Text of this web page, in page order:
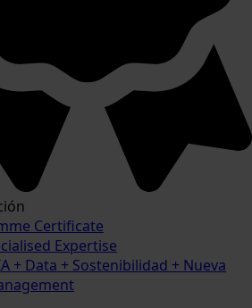
Certificate
Expertise
+ Data + Sostenibilidad + Nueva